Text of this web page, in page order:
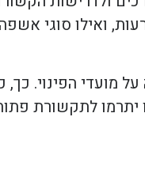
ואילו סוגי
מועדי הפינוי. כך,
יתרמו לתקשורת